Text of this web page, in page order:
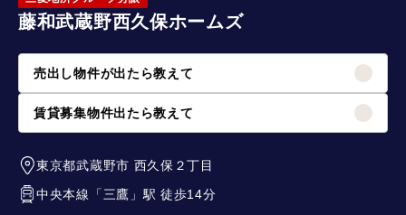
藤和武蔵野西久保ホームズ
売出し物件が出たら教えて
賃貸募集物件出たら教えて
東京都武蔵野市 西久保２丁目
中央本線
「 三鷹 」駅 徒歩14分